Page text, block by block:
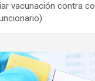
vacunación contra